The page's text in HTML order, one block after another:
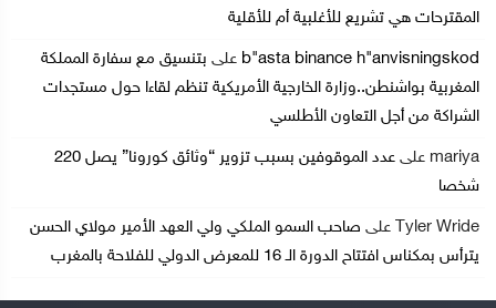
المقترحات هي تشريع للأغلبية أم للأقلية
b"asta binance h"anvisningskod على بتنسيق مع سفارة المملكة
المغربية بواشنطن..وزارة الخارجية الأمريكية تنظم لقاءا حول مستجدات
الشراكة من أجل التعاون الأطلسي
mariya على
عدد الموقوفين بسبب تزوير “وثائق كورونا” يصل 220
شخصا
Tyler Wride على صاحب السمو الملكي ولي العهد الأمير مولاي الحسن
يترأس بمكناس افتتاح الدورة الـ 16 للمعرض الدولي للفلاحة بالمغرب